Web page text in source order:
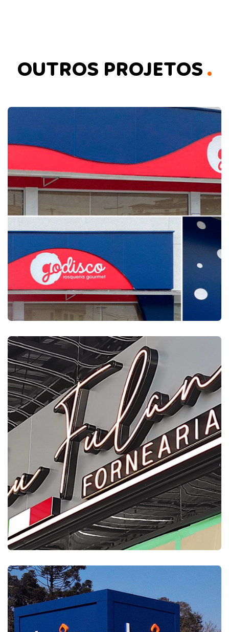
OUTROS PROJETOS.
FACHADAS COMERCIAIS
REDE GODISCO
LETRAS CAIXA
SEU FULANO FORNEARIA